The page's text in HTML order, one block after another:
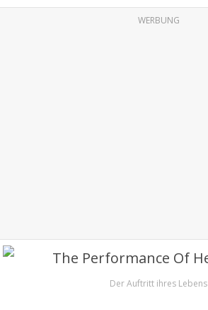
WERBUNG
Der Auftritt ihres Lebens